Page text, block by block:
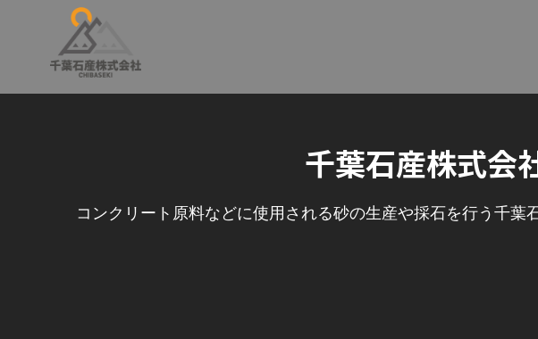
千葉石産株式会
コンクリート原料などに使用される砂の生産や採石を行う千